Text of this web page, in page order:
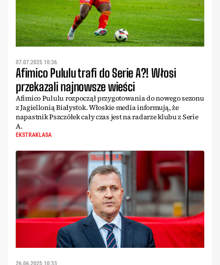
07.07.2025 10:36
Afimico Pululu trafi do Serie A?! Włosi
przekazali najnowsze wieści
Afimico Pululu rozpoczął przygotowania do nowego sezonu
z Jagiellonią Białystok. Włoskie media informują, że
napastnik Pszczółek cały czas jest na radarze klubu z Serie
A.
EKSTRAKLASA
26.06.2025 10:33